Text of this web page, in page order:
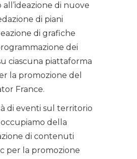
di nuove
di piani
di grafiche
dei
ciascuna piattaforma
la promozione del
France.
di eventi sul territorio
occupiamo della
di contenuti
per la promozione